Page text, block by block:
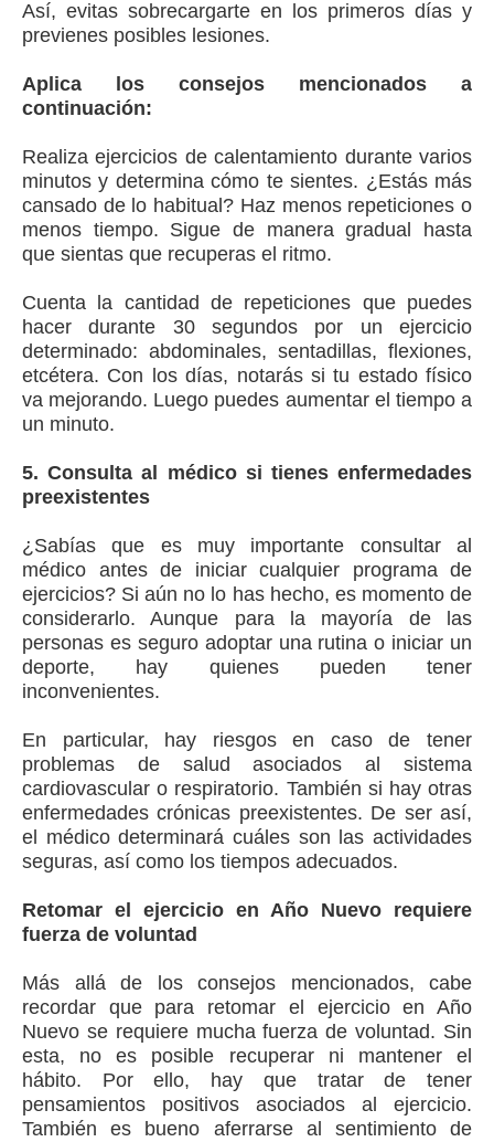
Así, evitas sobrecargarte en los primeros días y
previenes posibles lesiones.
Aplica los consejos mencionados a
continuación:
Realiza ejercicios de calentamiento durante varios
minutos y determina cómo te sientes. ¿Estás más
cansado de lo habitual? Haz menos repeticiones o
menos tiempo. Sigue de manera gradual hasta
que sientas que recuperas el ritmo.
Cuenta la cantidad de repeticiones que puedes
hacer durante 30 segundos por un ejercicio
determinado: abdominales, sentadillas, flexiones,
etcétera. Con los días, notarás si tu estado físico
va mejorando. Luego puedes aumentar el tiempo a
un minuto.
5. Consulta al médico si tienes enfermedades
preexistentes
¿Sabías que es muy importante consultar al
médico antes de iniciar cualquier programa de
ejercicios? Si aún no lo has hecho, es momento de
considerarlo. Aunque para la mayoría de las
personas es seguro adoptar una rutina o iniciar un
deporte, hay quienes pueden tener
inconvenientes.
En particular, hay riesgos en caso de tener
problemas de salud asociados al sistema
cardiovascular o respiratorio. También si hay otras
enfermedades crónicas preexistentes. De ser así,
el médico determinará cuáles son las actividades
seguras, así como los tiempos adecuados.
Retomar el ejercicio en Año Nuevo requiere
fuerza de voluntad
Más allá de los consejos mencionados, cabe
recordar que para retomar el ejercicio en Año
Nuevo se requiere mucha fuerza de voluntad. Sin
esta, no es posible recuperar ni mantener el
hábito. Por ello, hay que tratar de tener
pensamientos positivos asociados al ejercicio.
También es bueno aferrarse al sentimiento de